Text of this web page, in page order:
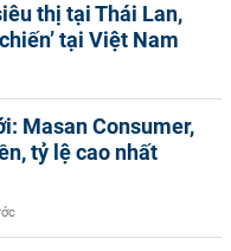
thị tại Thái Lan,
tại Việt Nam
Masan Consumer,
tỷ lệ cao nhất